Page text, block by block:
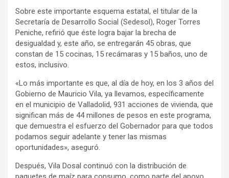
Sobre este importante esquema estatal, el titular de la
Secretaría de Desarrollo Social (Sedesol), Roger Torres
Peniche, refirió que éste logra bajar la brecha de
desigualdad y, este año, se entregarán 45 obras, que
constan de 15 cocinas, 15 recámaras y 15 baños, uno de
estos, inclusivo.
«Lo más importante es que, al día de hoy, en los 3 años del
Gobierno de Mauricio Vila, ya llevamos, específicamente
en el municipio de Valladolid, 931 acciones de vivienda, que
significan más de 44 millones de pesos en este programa,
que demuestra el esfuerzo del Gobernador para que todos
podamos seguir adelante y tener las mismas
oportunidades», aseguró.
Después, Vila Dosal continuó con la distribución de